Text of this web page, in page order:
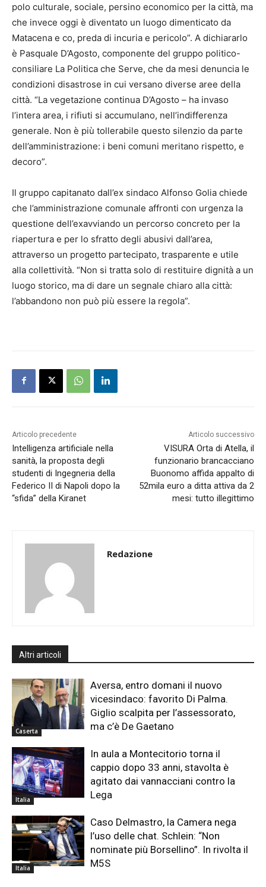
polo culturale, sociale, persino economico per la città, ma
che invece oggi è diventato un luogo dimenticato da
Matacena e co, preda di incuria e pericolo”. A dichiararlo
è Pasquale D’Agosto, componente del gruppo politico-
consiliare La Politica che Serve, che da mesi denuncia le
condizioni disastrose in cui versano diverse aree della
città. “La vegetazione continua D’Agosto – ha invaso
l’intera area, i rifiuti si accumulano, nell’indifferenza
generale. Non è più tollerabile questo silenzio da parte
dell’amministrazione: i beni comuni meritano rispetto, e
decoro”.
Il gruppo capitanato dall’ex sindaco Alfonso Golia chiede
che l’amministrazione comunale affronti con urgenza la
questione dell’exavviando un percorso concreto per la
riapertura e per lo sfratto degli abusivi dall’area,
attraverso un progetto partecipato, trasparente e utile
alla collettività. “Non si tratta solo di restituire dignità a un
luogo storico, ma di dare un segnale chiaro alla città:
l’abbandono non può più essere la regola”.
Articolo precedente
Intelligenza artificiale nella
sanità, la proposta degli
studenti di Ingegneria della
Federico II di Napoli dopo la
“sfida” della Kiranet
Articolo successivo
VISURA Orta di Atella, il
funzionario brancacciano
Buonomo affida appalto di
52mila euro a ditta attiva da 2
mesi: tutto illegittimo
Redazione
Altri articoli
Caserta
Aversa, entro domani il nuovo
vicesindaco: favorito Di Palma.
Giglio scalpita per l’assessorato,
ma c’è De Gaetano
Italia
In aula a Montecitorio torna il
cappio dopo 33 anni, stavolta è
agitato dai vannacciani contro la
Lega
Italia
Caso Delmastro, la Camera nega
l’uso delle chat. Schlein: “Non
nominate più Borsellino”. In rivolta il
M5S